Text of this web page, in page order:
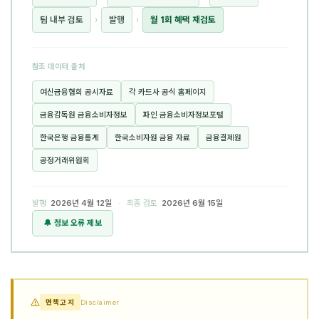
팀 내부 검토 › 발행 › 월 1회 혜택 재검토
참조 데이터 출처
여신금융협회 공시자료 각 카드사 공식 홈페이지
금융감독원 금융소비자정보 파인 금융소비자정보포털
한국은행 금융통계 한국소비자원 금융 자료 금융결제원
공정거래위원회
발행 2026년 4월 12일 · 최종 검토
2026년 6월 15일
🔔 정보 오류 제보
면책고지 Disclaimer